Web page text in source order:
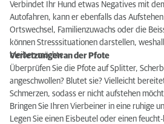
Besonderer Fall: Hund liegt im
Verbindet Ihr Hund etwas Negatives mit
Autofahren, kann er ebenfalls das
Ortswechsel, Familienzuwachs oder die
können Stresssituationen darstellen,
bleiben möchte.
Verletzungen an der Pfote
Überprüfen Sie die Pfote auf Splitter,
angeschwollen? Blutet sie? Vielleicht
Schmerzen, sodass er nicht aufstehen
Bringen Sie Ihren Vierbeiner in eine ruhige
Legen Sie einen Eisbeutel oder einen